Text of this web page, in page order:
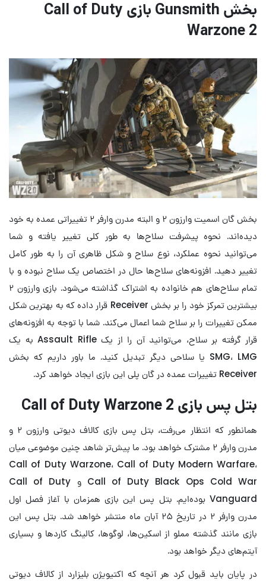
بخش Gunsmith بازی Call of Duty
Warzone 2
بخش گان اسمیت وارزون ۲ و البته مدرن وارفر ۲ تغییراتی عمده به خود
دیده‌اند. نحوه پیشرفت سلاح‌ها به طور کلی تغییر یافته و شما
می‌توانید نحوه عملکرد، نوع سلاح و شکل ظاهری آن را به طور کامل
تغییر دهید. افزونه‌های سلاح‌ها حال در اختصاص یک سلاح نبوده و با
تمام سلاح‌های هم خانواده به اشتراک گذاشته می‌شود. بازی وارزون ۲
بیشترین تمرکز خود را بر بخش Receiver قرار داده که به بهترین شکل
ممکن تغییرات را بر سلاح شما اعمال می‌کند. شما با توجه به افزونه‌های
قرار گرفته بر سلاح، می‌توانید آن را از یک Assault Rifle به یک
SMG، LMG یا سلاحی دیگر تبدیل کنید. ما باور داریم که بخش
Receiver تغییرات عمده در گان پلی این بازی ایجاد خواهد کرد.
بتل پس بازی Call of Duty Warzone 2
همانطور که انتظار می‌رفت، بتل پس بازی کالاف دیوتی وارزون ۲ و
مدرن وارفر ۲ مشترک خواهد بود. ما پیش‌تر شاهد چنین موضوعی میان
Call of Duty Warzone، Call of Duty Modern Warfare،
Call of Duty Black Ops Cold War و Call of Duty
Vanguard بوده‌ایم. بتل پس این بازی همزمان با آغاز فصل اول
مدرن وارفر ۲ در تاریخ ۲۵ آبان ماه منتشر خواهد شد. بتل پس این
بازی مانند گذشته مملو از اسکین‌ها، لوگوها، کالینگ کاردها و بسیاری
آیتم‌های دیگر خواهد بود.
در پایان باید قبول کرد هر آنچه که اکتیویژن بلیزارد از کالاف دیوتی